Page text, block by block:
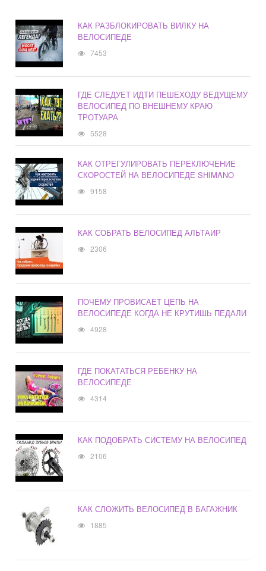
КАК РАЗБЛОКИРОВАТЬ ВИЛКУ НА
ВЕЛОСИПЕДЕ
7453
ГДЕ СЛЕДУЕТ ИДТИ ПЕШЕХОДУ ВЕДУЩЕМУ
ВЕЛОСИПЕД ПО ВНЕШНЕМУ КРАЮ
ТРОТУАРА
5528
КАК ОТРЕГУЛИРОВАТЬ ПЕРЕКЛЮЧЕНИЕ
СКОРОСТЕЙ НА ВЕЛОСИПЕДЕ SHIMANO
9158
КАК СОБРАТЬ ВЕЛОСИПЕД АЛЬТАИР
2306
ПОЧЕМУ ПРОВИСАЕТ ЦЕПЬ НА
ВЕЛОСИПЕДЕ КОГДА НЕ КРУТИШЬ ПЕДАЛИ
4928
ГДЕ ПОКАТАТЬСЯ РЕБЕНКУ НА
ВЕЛОСИПЕДЕ
4314
КАК ПОДОБРАТЬ СИСТЕМУ НА ВЕЛОСИПЕД
2106
КАК СЛОЖИТЬ ВЕЛОСИПЕД В БАГАЖНИК
1885